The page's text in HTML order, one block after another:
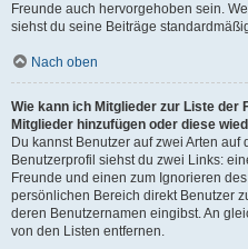
Freunde auch hervorgehoben sein.
siehst du seine Beiträge
Nach oben
Wie kann ich Mitglieder zur Liste der
Mitglieder hinzufügen oder diese
Du kannst Benutzer auf zwei Arten
Benutzerprofil siehst du zwei Links:
Freunde und einen zum Ignorieren
persönlichen Bereich direkt Benutzer
deren Benutzernamen eingibst. An
von den Listen entfernen.